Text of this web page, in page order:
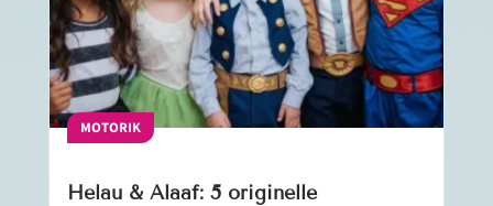
MOTORIK
Helau & Alaaf: 5 originelle